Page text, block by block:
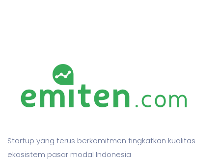
Startup yang terus berkomitmen tingkatkan kualitas
ekosistem pasar modal Indonesia